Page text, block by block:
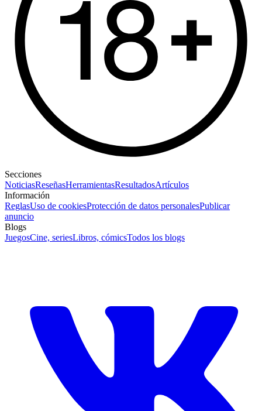
Secciones
NoticiasReseñasHerramientasResultadosArtículos
Información
ReglasUso de cookiesProtección de datos personalesPublicar
anuncio
Blogs
JuegosCine, seriesLibros, cómicsTodos los blogs